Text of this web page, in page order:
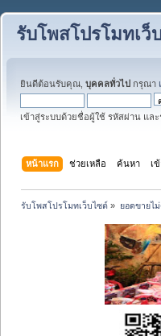
รับโพสโปรโมทเว็
ยินดีต้อนรับคุณ, บุคคลทั่วไป กรุณา
เข้าสู่ระบบด้วยชื่อผู้ใช้ รหัสผ่าน และ
หน้าแรก ช่วยเหลือ ค้นหา เ
รับโพสโปรโมทเว็บไซต์ » ยอดขายไ